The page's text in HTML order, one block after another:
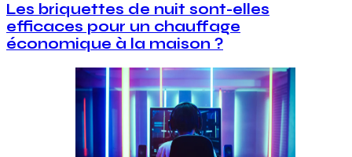
Les briquettes de nuit sont-elles
efficaces pour un chauffage
économique à la maison ?